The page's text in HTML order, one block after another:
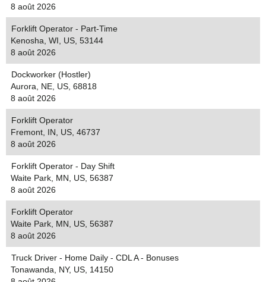
8 août 2026
Forklift Operator - Part-Time
Kenosha, WI, US, 53144
8 août 2026
Dockworker (Hostler)
Aurora, NE, US, 68818
8 août 2026
Forklift Operator
Fremont, IN, US, 46737
8 août 2026
Forklift Operator - Day Shift
Waite Park, MN, US, 56387
8 août 2026
Forklift Operator
Waite Park, MN, US, 56387
8 août 2026
Truck Driver - Home Daily - CDL A - Bonuses
Tonawanda, NY, US, 14150